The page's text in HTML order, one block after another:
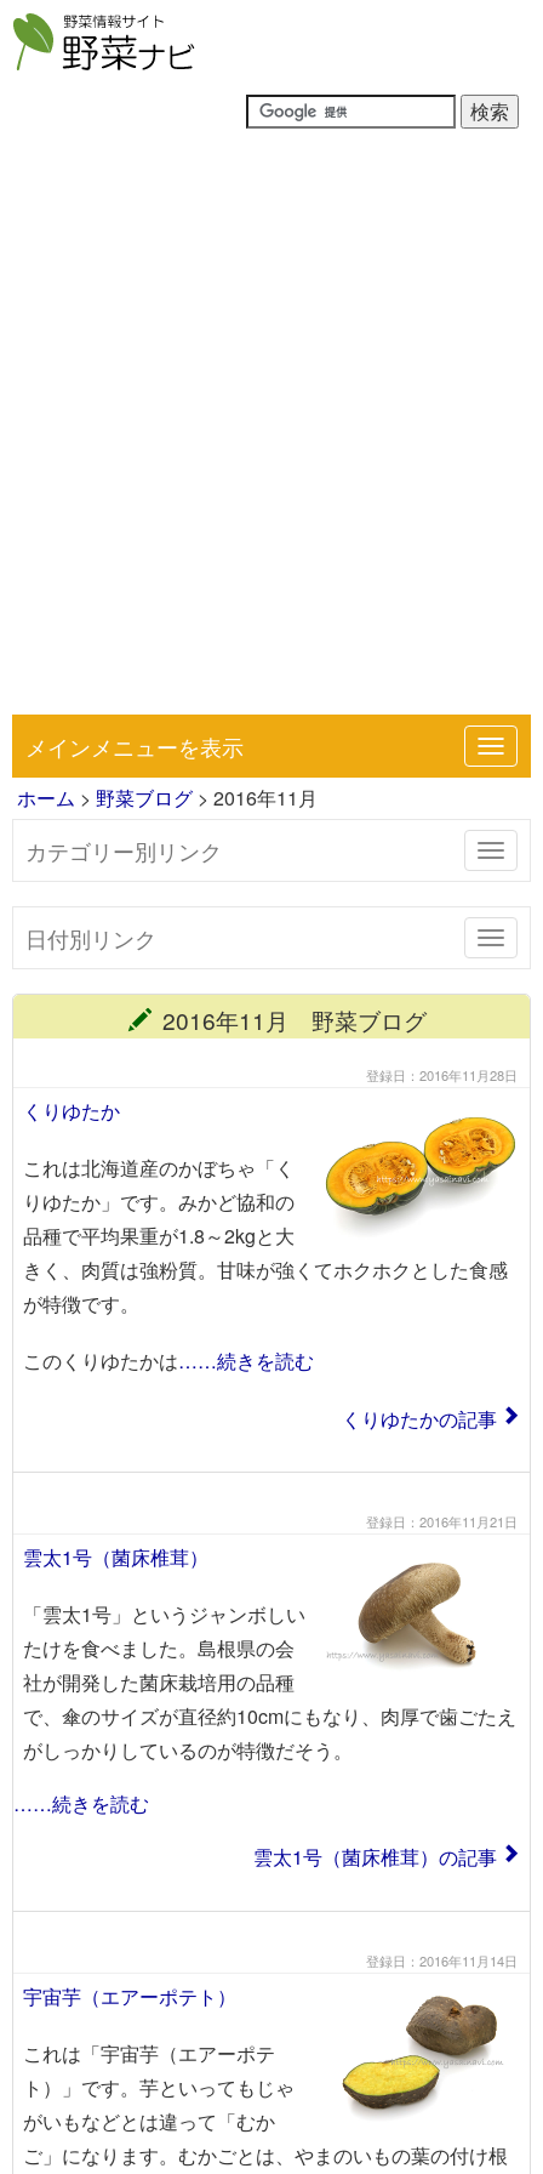
メインメニューを表示
ホーム > 野菜ブログ > 2016年11月
カテゴリー別リンク
日付別リンク
2016年11月 野菜ブログ
登録日：2016年11月28日
くりゆたか
これは北海道産のかぼちゃ「く
りゆたか」です。みかど協和の
品種で平均果重が1.8～2kgと大
きく、肉質は強粉質。甘味が強くてホクホクとした食感
が特徴です。
このくりゆたかは……続きを読む
くりゆたかの記事
登録日：2016年11月21日
雲太1号（菌床椎茸）
「雲太1号」というジャンボしい
たけを食べました。島根県の会
社が開発した菌床栽培用の品種
で、傘のサイズが直径約10cmにもなり、肉厚で歯ごたえ
がしっかりしているのが特徴だそう。
……続きを読む
雲太1号（菌床椎茸）の記事
登録日：2016年11月14日
宇宙芋（エアーポテト）
これは「宇宙芋（エアーポテ
ト）」です。芋といってもじゃ
がいもなどとは違って「むか
ご」になります。むかごとは、やまのいもの葉の付け根